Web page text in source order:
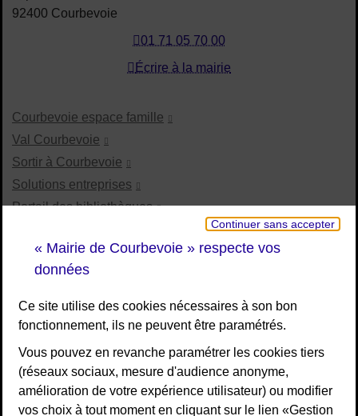
Continuer sans accepter
« Mairie de Courbevoie » respecte vos
données
Ce site utilise des cookies nécessaires à son bon
fonctionnement, ils ne peuvent être paramétrés.
Vous pouvez en revanche paramétrer les cookies tiers
(réseaux sociaux, mesure d'audience anonyme,
amélioration de votre expérience utilisateur) ou modifier
vos choix à tout moment en cliquant sur le lien «Gestion
92400 Courbevoie
01 71 05 70 00
Écrire à la mairie
Courbevoie espace famille
Val Courbevoie
Sortir à Courbevoie
Solutions entreprises
Portail des bibliothèques
Je participe Courbevoie
Associations
Newsletter
Flux RSS